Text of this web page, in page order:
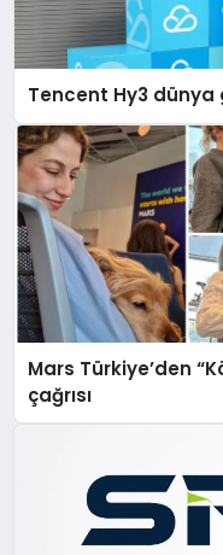
Tencent Hy3 dünya
Mars Türkiye’den
çağrısı